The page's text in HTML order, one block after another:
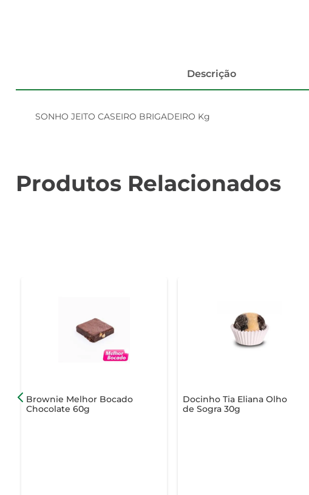
Descrição
SONHO JEITO CASEIRO BRIGADEIRO Kg
Produtos Relacionados
Brownie Melhor Bocado
Chocolate 60g
Docinho Tia Eliana Olho
de Sogra 30g